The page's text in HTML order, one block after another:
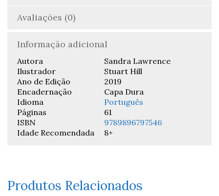
Avaliações (0)
Informação adicional
Autora
Sandra Lawrence
Ilustrador
Stuart Hill
Ano de Edição
2019
Encadernação
Capa Dura
Idioma
Português
Páginas
61
ISBN
9789896797546
Idade Recomendada
8+
Produtos Relacionados